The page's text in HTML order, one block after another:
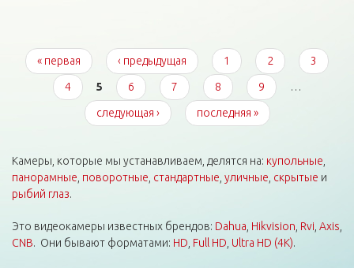
« первая ‹ предыдущая 1 2 3
4 5 6 7 8 9 …
следующая › последняя »
Камеры, которые мы устанавливаем, делятся на: купольные
панорамные поворотные стандартные уличные скрытые и
рыбий глаз.
Это видеокамеры известных брендов: Dahua Hikvision Rvi Axis
CNB. Они бывают форматами: HD Full HD Ultra HD (4K).